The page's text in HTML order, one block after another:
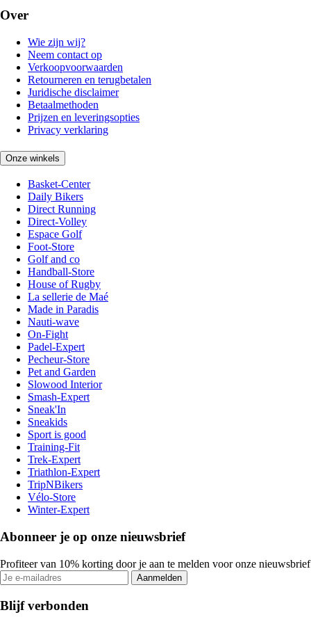
Over
Wie zijn wij?
Neem contact op
Verkoopvoorwaarden
Retourneren en terugbetalen
Juridische disclaimer
Betaalmethoden
Prijzen en leveringsopties
Privacy verklaring
Onze winkels
Basket-Center
Daily Bikers
Direct Running
Direct-Volley
Espace Golf
Foot-Store
Golf and co
Handball-Store
House of Rugby
La sellerie de Maé
Made in Paradis
Nauti-wave
On-Fight
Padel-Expert
Pecheur-Store
Pet and Garden
Slowood Interior
Smash-Expert
Sneak'In
Sneakids
Sport is good
Training-Fit
Trek-Expert
Triathlon-Expert
TripNBikers
Vélo-Store
Winter-Expert
Abonneer je op onze nieuwsbrief
Profiteer van 10% korting door je aan te melden voor onze nieuwsbrief
Aanmelden
Blijf verbonden